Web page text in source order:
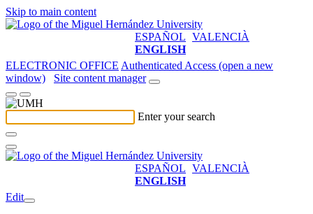
Skip to main content
ESPAÑOL VALENCIÀ
ENGLISH
ELECTRONIC OFFICE Authenticated Access (open a new
window)
Site content manager
Enter your search
ESPAÑOL VALENCIÀ
ENGLISH
Edit